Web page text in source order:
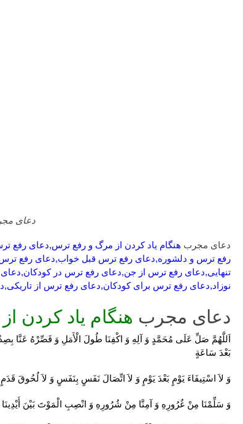
دعای
دعای مجرب هنگام یاد کردن از مرگ و رفع ترس,دعای رفع
رفع ترس و دلشوره,دعای رفع ترس قبل خواب,دعای رفع ترس
تنهایی,دعای رفع ترس از جن,دعای رفع ترس در
نوزاد,دعای رفع ترس برای کودکان,دعای رفع ترس از
دعای مجرب هنگام یاد کردن
اَللَّهُمَّ صَلِّ عَلَى مُحَمَّدٍ وَ آلِهِ وَ اكْفِنَا طُولَ الْأَمَلِ وَ قَصِّرْهُ عَنَّا
بَعْدَ سَاعَةٍ
وَ لاَ اسْتِيفَاءَ يَوْمٍ بَعْدَ يَوْمٍ وَ لاَ اتِّصَالَ نَفَسٍ بِنَفَسٍ وَ لاَ لُحُوقَ
وَ سَلِّمْنَا مِنْ غُرُورِهِ وَ آمِنَّا مِنْ شُرُورِهِ وَ انْصِبِ الْمَوْتَ بَيْنَ أَيْدِينَا